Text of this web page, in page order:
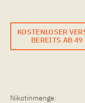
KOSTENLOSER
BEREITS AB 49
Nikotinmenge: